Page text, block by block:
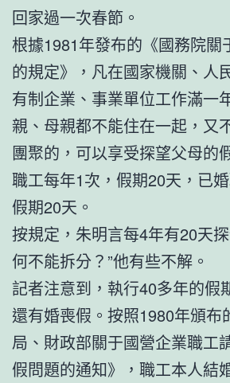
回家過一次春節。
根據1981年發布的《國務院關
的規定》，凡在國家機關、人
有制企業、事業單位工作滿一
親、母親都不能住在一起，又
團聚的，可以享受探望父母的
職工每年1次，假期20天，已
假期20天。
按規定，朱明言每4年有20天
何不能拆分？”他有些不解。
記者注意到，執行40多年的假
還有婚喪假。按照1980年頒布
局、財政部關于國營企業職工
假問題的通知》，職工本人結